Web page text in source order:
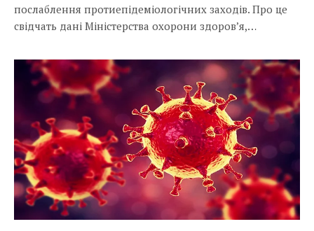
послаблення протиепідеміологічних заходів. Про це
свідчать дані Міністерства охорони здоров’я,…